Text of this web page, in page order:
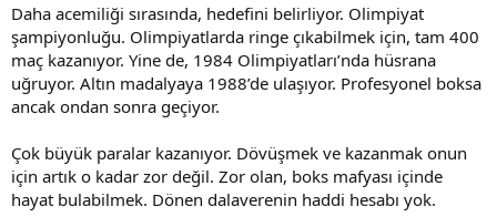
Daha acemiliği sırasında, hedefini belirliyor. Olimpiyat
şampiyonluğu. Olimpiyatlarda ringe çıkabilmek için, tam 400
maç kazanıyor. Yine de, 1984 Olimpiyatları’nda hüsrana
uğruyor. Altın madalyaya 1988’de ulaşıyor. Profesyonel boksa
ancak ondan sonra geçiyor.
Çok büyük paralar kazanıyor. Dövüşmek ve kazanmak onun
için artık o kadar zor değil. Zor olan, boks mafyası içinde
hayat bulabilmek. Dönen dalaverenin haddi hesabı yok.